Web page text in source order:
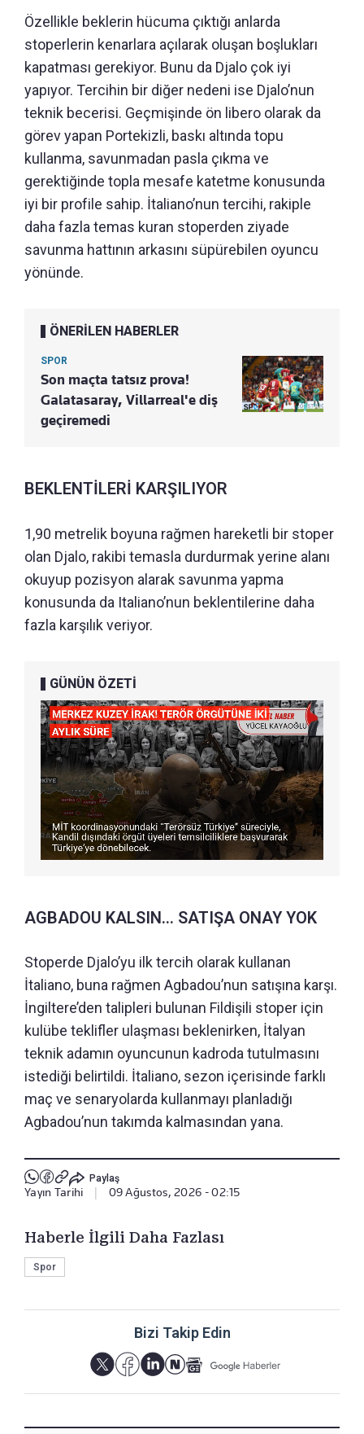
Özellikle beklerin hücuma çıktığı anlarda
stoperlerin kenarlara açılarak oluşan boşlukları
kapatması gerekiyor. Bunu da Djalo çok iyi
yapıyor. Tercihin bir diğer nedeni ise Djalo’nun
teknik becerisi. Geçmişinde ön libero olarak da
görev yapan Portekizli, baskı altında topu
kullanma, savunmadan pasla çıkma ve
gerektiğinde topla mesafe katetme konusunda
iyi bir profile sahip. İtaliano’nun tercihi, rakiple
daha fazla temas kuran stoperden ziyade
savunma hattının arkasını süpürebilen oyuncu
yönünde.
ÖNERİLEN HABERLER
SPOR
Son maçta tatsız prova!
Galatasaray, Villarreal'e diş
geçiremedi
BEKLENTİLERİ KARŞILIYOR
1,90 metrelik boyuna rağmen hareketli bir stoper
olan Djalo, rakibi temasla durdurmak yerine alanı
okuyup pozisyon alarak savunma yapma
konusunda da Italiano’nun beklentilerine daha
fazla karşılık veriyor.
GÜNÜN ÖZETİ
AGBADOU KALSIN... SATIŞA ONAY YOK
Stoperde Djalo’yu ilk tercih olarak kullanan
İtaliano, buna rağmen Agbadou’nun satışına karşı.
İngiltere’den talipleri bulunan Fildişili stoper için
kulübe teklifler ulaşması beklenirken, İtalyan
teknik adamın oyuncunun kadroda tutulmasını
istediği belirtildi. İtaliano, sezon içerisinde farklı
maç ve senaryolarda kullanmayı planladığı
Agbadou’nun takımda kalmasından yana.
Paylaş
Yayın Tarihi 09 Ağustos, 2026 - 02:15
Haberle İlgili Daha Fazlası
Spor
Bizi Takip Edin